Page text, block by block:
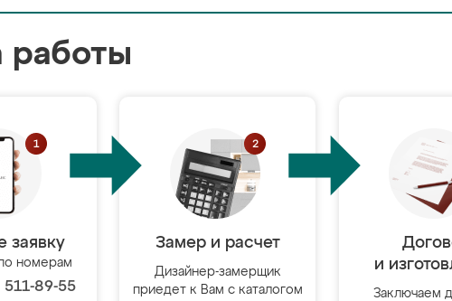
работы
заявку
номерам
89-55
Замер и расчет
Дизайнер-замерщик
приедет к Вам с каталогом
и
Заключаем